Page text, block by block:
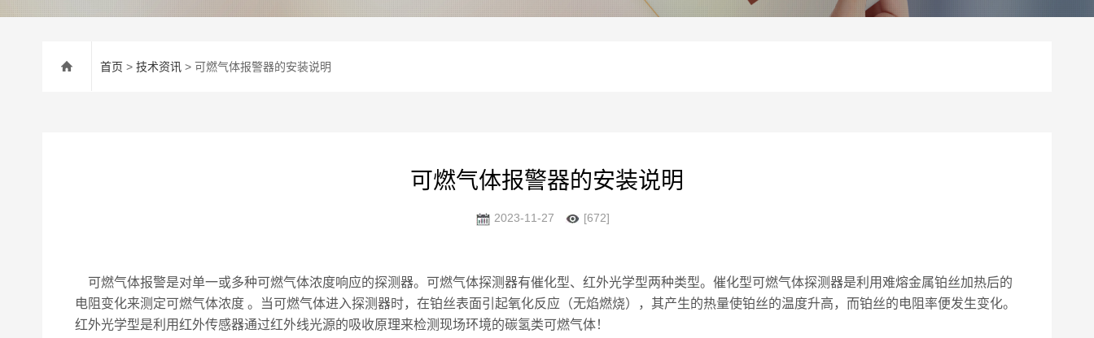
首页 > 技术资讯 > 可燃气体报警器的安装说明
可燃气体报警器的安装说明
2023-11-27 [672]
可燃气体报警是对单一或多种可燃气体浓度响应的探测器。可燃气体探测器有催化型、红外光学型两种类型。催化型可燃气体探测器是利用难熔金属铂丝加热后的
电阻变化来测定可燃气体浓度 。当可燃气体进入探测器时，在铂丝表面引起氧化反应（无焰燃烧），其产生的热量使铂丝的温度升高，而铂丝的电阻率便发生变化。
红外光学型是利用红外传感器通过红外线光源的吸收原理来检测现场环境的碳氢类可燃气体！